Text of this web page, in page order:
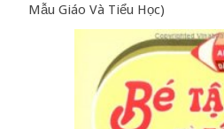
Mẫu Giáo Và Tiểu Học)